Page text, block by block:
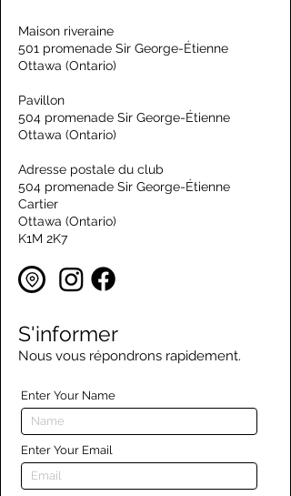
Maison riveraine
501 promenade Sir George-Étienne
Ottawa (Ontario)
Pavillon
504 promenade Sir George-Étienne
Ottawa (Ontario)
Adresse postale du club
504 promenade Sir George-Étienne
Cartier
Ottawa (Ontario)
K1M 2K7
S'informer
Nous vous répondrons rapidement.
Enter Your Name
Enter Your Email